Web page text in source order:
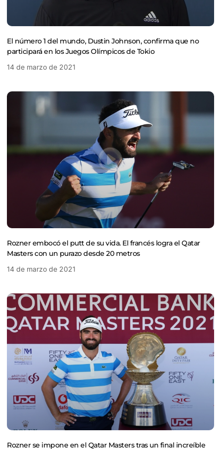
El número 1 del mundo, Dustin Johnson, confirma que no
participará en los Juegos Olímpicos de Tokio
14 de marzo de 2021
Rozner embocó el putt de su vida. El francés logra el Qatar
Masters con un purazo desde 20 metros
14 de marzo de 2021
Rozner se impone en el Qatar Masters tras un final increíble